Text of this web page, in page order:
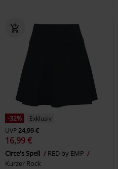
-32%
Exklusiv
UVP24,99 €
16,99 €
Circe's Spell
RED by EMP
Kurzer Rock